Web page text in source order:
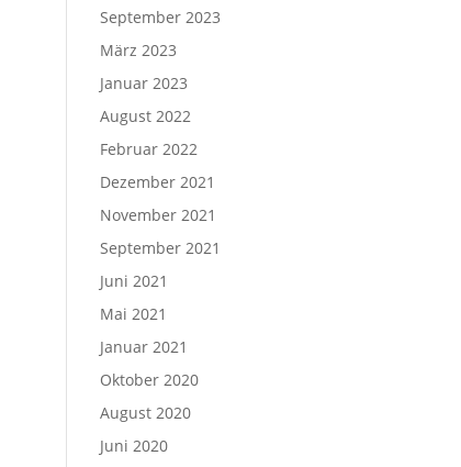
September 2023
März 2023
Januar 2023
August 2022
Februar 2022
Dezember 2021
November 2021
September 2021
Juni 2021
Mai 2021
Januar 2021
Oktober 2020
August 2020
Juni 2020